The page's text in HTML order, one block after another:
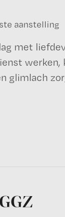
aanstelling
met
glimlach